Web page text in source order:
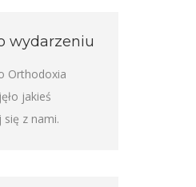
wydarzeniu
Orthodoxia
jakieś
się z nami.